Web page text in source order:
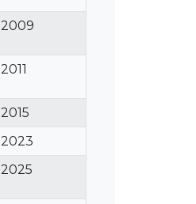
2009
2011
2015
2023
2025